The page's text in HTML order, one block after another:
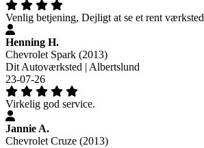
Venlig betjening, Dejligt at se et rent værksted
Henning H.
Chevrolet Spark (2013)
Dit Autoværksted | Albertslund
23-07-26
Virkelig god service.
Jannie A.
Chevrolet Cruze (2013)